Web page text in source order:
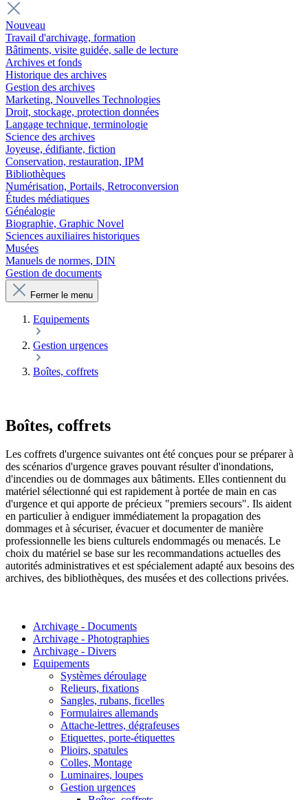
Nouveau
Travail d'archivage, formation
Bâtiments, visite guidée, salle de lecture
Archives et fonds
Historique des archives
Gestion des archives
Marketing, Nouvelles Technologies
Droit, stockage, protection données
Langage technique, terminologie
Science des archives
Joyeuse, édifiante, fiction
Conservation, restauration, IPM
Bibliothèques
Numérisation, Portails, Retroconversion
Études médiatiques
Généalogie
Biographie, Graphic Novel
Sciences auxiliaires historiques
Musées
Manuels de normes, DIN
Gestion de documents
Fermer le menu
Equipements
Gestion urgences
Boîtes, coffrets
Boîtes, coffrets
Les coffrets d'urgence suivantes ont été conçues pour se préparer à
des scénarios d'urgence graves pouvant résulter d'inondations,
d'incendies ou de dommages aux bâtiments. Elles contiennent du
matériel sélectionné qui est rapidement à portée de main en cas
d'urgence et qui apporte de précieux "premiers secours". Ils aident
en particulier à endiguer immédiatement la propagation des
dommages et à sécuriser, évacuer et documenter de manière
professionnelle les biens culturels endommagés ou menacés. Le
choix du matériel se base sur les recommandations actuelles des
autorités administratives et est spécialement adapté aux besoins des
archives, des bibliothèques, des musées et des collections privées.
Archivage - Documents
Archivage - Photographies
Archivage - Divers
Equipements
Systèmes déroulage
Relieurs, fixations
Sangles, rubans, ficelles
Formulaires allemands
Attache-lettres, dégrafeuses
Etiquettes, porte-étiquettes
Plioirs, spatules
Colles, Montage
Luminaires, loupes
Gestion urgences